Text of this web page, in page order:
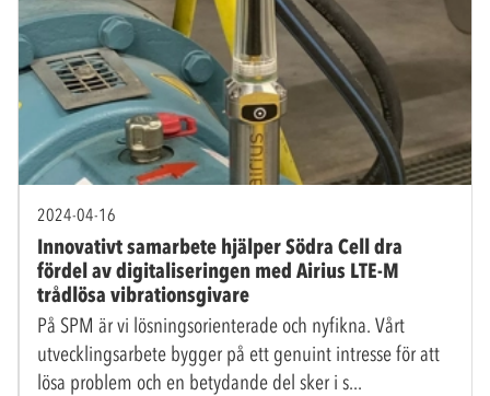
2024-04-16
Innovativt samarbete hjälper Södra Cell dra
fördel av digitaliseringen med Airius LTE-M
trådlösa vibrationsgivare
På SPM är vi lösningsorienterade och nyfikna. Vårt
utvecklingsarbete bygger på ett genuint intresse för att
lösa problem och en betydande del sker i s